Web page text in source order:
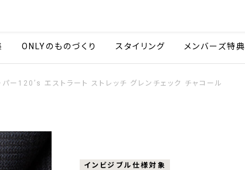
ONLYのものづくり スタイリング メンバーズ特典
パー120’s エストラート ストレッチ グレンチェック チャコール
インビジブル仕様対象